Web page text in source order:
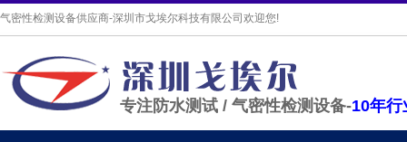
气密性检测设备供应商-深圳市戈埃尔科技有限公司欢迎您!
专注防水测试 / 气密性检测设备-10年行